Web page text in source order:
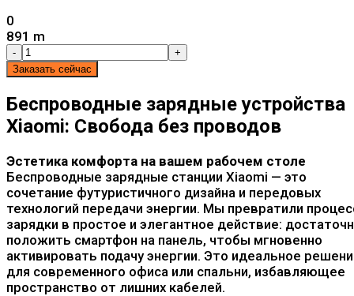
0
891 m
-
+
Заказать сейчас
Беспроводные зарядные устройства
Xiaomi: Свобода без проводов
Эстетика комфорта на вашем рабочем столе
Беспроводные зарядные станции Xiaomi — это
сочетание футуристичного дизайна и передовых
технологий передачи энергии. Мы превратили
зарядки в простое и элегантное действие:
положить смартфон на панель, чтобы мгновенно
активировать подачу энергии. Это идеальное
для современного офиса или спальни, избавляющее
пространство от лишних кабелей.